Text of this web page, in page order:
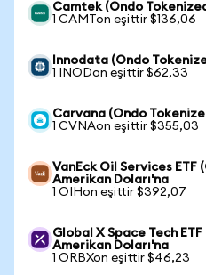
Camtek (Ondo
1 CAMTon eşittir $136,06
Innodata (Ondo
1 INODon eşittir $62,33
Carvana (Ondo
1 CVNAon eşittir $355,03
VanEck Oil Services ETF
Amerikan Doları'na
1 OIHon eşittir $392,07
Global X Space Tech
Amerikan Doları'na
1 ORBXon eşittir $46,23